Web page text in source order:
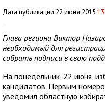
Дата публикации 22 июня 2015
Глава региона Виктор
необходимый для
собрать подписи в свою
На понедельник, 22 июня,
кандидатов. Первым
уведомил областную